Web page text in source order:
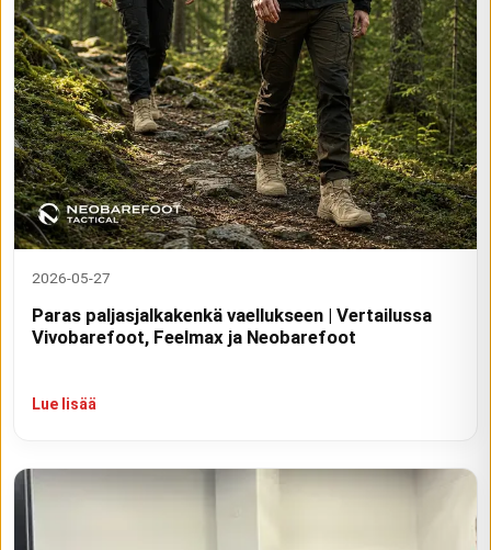
2026-05-27
Paras paljasjalkakenkä vaellukseen | Vertailussa
Vivobarefoot, Feelmax ja Neobarefoot
Lue lisää